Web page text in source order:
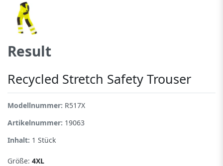
Result
Recycled Stretch Safety Trouser
Modellnummer: R517X
Artikelnummer: 19063
Inhalt: 1 Stück
Größe: 4XL